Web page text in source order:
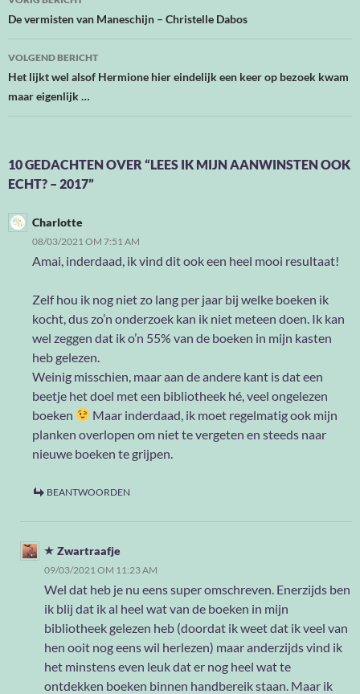
navigatie
De vermisten van Maneschijn – Christelle Dabos
VOLGEND BERICHT
Het lijkt wel alsof Hermione hier eindelijk een keer op bezoek kwam
maar eigenlijk …
10 GEDACHTEN OVER “LEES IK MIJN AANWINSTEN OOK
ECHT? – 2017”
Charlotte
08/03/2021 OM 7:51 AM
Amai, inderdaad, ik vind dit ook een heel mooi resultaat!
Zelf hou ik nog niet zo lang per jaar bij welke boeken ik
kocht, dus zo’n onderzoek kan ik niet meteen doen. Ik kan
wel zeggen dat ik o’n 55% van de boeken in mijn kasten
heb gelezen.
Weinig misschien, maar aan de andere kant is dat een
beetje het doel met een bibliotheek hé, veel ongelezen
boeken
Maar inderdaad, ik moet regelmatig ook mijn
planken overlopen om niet te vergeten en steeds naar
nieuwe boeken te grijpen.
BEANTWOORDEN
Zwartraafje
09/03/2021 OM 11:23 AM
Wel dat heb je nu eens super omschreven. Enerzijds ben
ik blij dat ik al heel wat van de boeken in mijn
bibliotheek gelezen heb (doordat ik weet dat ik veel van
hen ooit nog eens wil herlezen) maar anderzijds vind ik
het minstens even leuk dat er nog heel wat te
ontdekken boeken binnen handbereik staan. Maar ik